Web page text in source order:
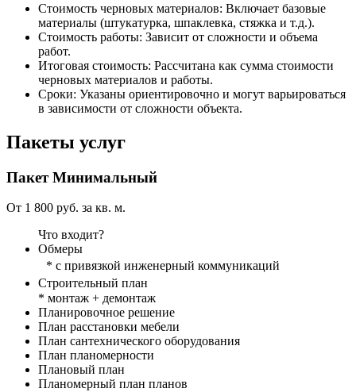
Стоимость черновых материалов: Включает базовые
материалы (штукатурка, шпаклевка, стяжка и т.д.).
Стоимость работы: Зависит от сложности и объема
работ.
Итоговая стоимость: Рассчитана как сумма стоимости
черновых материалов и работы.
Сроки: Указаны ориентировочно и могут варьироваться
в зависимости от сложности объекта.
Пакеты услуг
ПакетМинимальный
От 1 800 руб. за кв. м.
Что входит?
Обмеры
* с привязкой инженерный коммуникаций
Строительный план
* монтаж + демонтаж
Планировочное решение
План расстановки мебели
План сантехнического оборудования
План планомерности
Плановый план
Планомерный план планов